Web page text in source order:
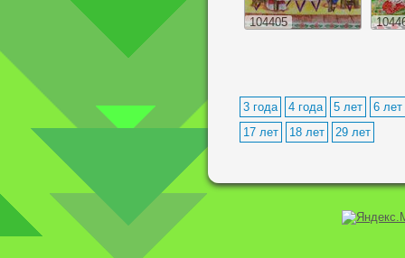
104405
3 года 4 года 5 лет
6 лет
17 лет
18 лет 29 лет